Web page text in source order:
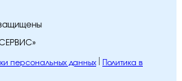
персональных данных
Политика в